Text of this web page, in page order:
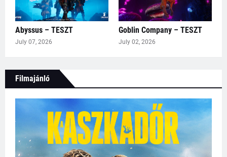
Abyssus – TESZT
July 07, 2026
Goblin Company – TESZT
July 02, 2026
Filmajánló